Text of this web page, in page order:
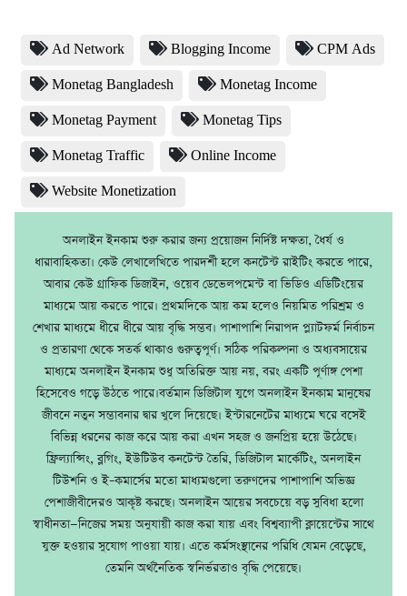
Ad Network Blogging Income CPM Ads
Monetag Bangladesh Monetag Income
Monetag Payment Monetag Tips
Monetag Traffic Online Income
Website Monetization
অনলাইন ইনকাম শুরু করার জন্য প্রয়োজন নির্দিষ্ট দক্ষতা, ধৈর্য ও
ধারাবাহিকতা। কেউ লেখালেখিতে পারদর্শী হলে কনটেন্ট রাইটিং করতে পারে,
আবার কেউ গ্রাফিক ডিজাইন, ওয়েব ডেভেলপমেন্ট বা ভিডিও এডিটিংয়ের
মাধ্যমে আয় করতে পারে। প্রথমদিকে আয় কম হলেও নিয়মিত পরিশ্রম ও
শেখার মাধ্যমে ধীরে ধীরে আয় বৃদ্ধি সম্ভব। পাশাপাশি নিরাপদ প্ল্যাটফর্ম নির্বাচন
ও প্রতারণা থেকে সতর্ক থাকাও গুরুত্বপূর্ণ। সঠিক পরিকল্পনা ও অধ্যবসায়ের
মাধ্যমে অনলাইন ইনকাম শুধু অতিরিক্ত আয় নয়, বরং একটি পূর্ণাঙ্গ পেশা
হিসেবেও গড়ে উঠতে পারে।বর্তমান ডিজিটাল যুগে অনলাইন ইনকাম মানুষের
জীবনে নতুন সম্ভাবনার দ্বার খুলে দিয়েছে। ইন্টারনেটের মাধ্যমে ঘরে বসেই
বিভিন্ন ধরনের কাজ করে আয় করা এখন সহজ ও জনপ্রিয় হয়ে উঠেছে।
ফ্রিল্যান্সিং, ব্লগিং, ইউটিউব কনটেন্ট তৈরি, ডিজিটাল মার্কেটিং, অনলাইন
টিউশনি ও ই–কমার্সের মতো মাধ্যমগুলো তরুণদের পাশাপাশি অভিজ্ঞ
পেশাজীবীদেরও আকৃষ্ট করছে। অনলাইন আয়ের সবচেয়ে বড় সুবিধা হলো
স্বাধীনতা—নিজের সময় অনুযায়ী কাজ করা যায় এবং বিশ্বব্যাপী ক্লায়েন্টের সাথে
যুক্ত হওয়ার সুযোগ পাওয়া যায়। এতে কর্মসংস্থানের পরিধি যেমন বেড়েছে,
তেমনি অর্থনৈতিক স্বনির্ভরতাও বৃদ্ধি পেয়েছে।